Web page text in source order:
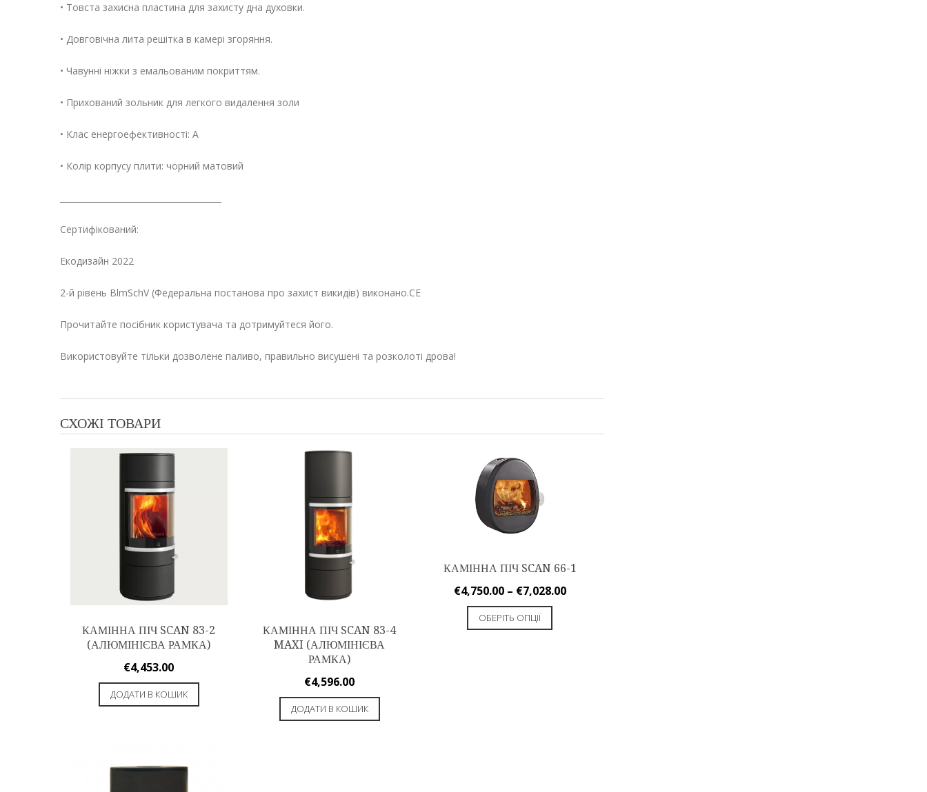
• Товста захисна пластина для захисту дна духовки.
• Довговічна лита решітка в камері згоряння.
• Чавунні ніжки з емальованим покриттям.
• Прихований зольник для легкого видалення золи
• Клас енергоефективності: A
• Колір корпусу плити: чорний матовий
Сертифікований:
Екодизайн 2022
2-й рівень BlmSchV (Федеральна постанова про захист викидів) виконано.CE
Прочитайте посібник користувача та дотримуйтеся його.
Використовуйте тільки дозволене паливо, правильно висушені та розколоті дрова!
СХОЖІ ТОВАРИ
КАМІННА ПІЧ SCAN 83-2
(АЛЮМІНІЄВА РАМКА)
€4,453.00
ДОДАТИ В КОШИК
КАМІННА ПІЧ SCAN 83-4
MAXI (АЛЮМІНІЄВА
РАМКА)
€4,596.00
ДОДАТИ В КОШИК
КАМІННА ПІЧ SCAN 66-1
€4,750.00– €7,028.00
ОБЕРІТЬ ОПЦІЇ